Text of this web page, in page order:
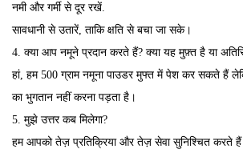
नमी और गर्मी से दूर रखें.
सावधानी से उतारें, ताकि क्षति से बचा जा सके।
4. क्या आप नमूने प्रदान करते हैं? क्या यह मुफ़्त है या
हां, हम 500 ग्राम नमूना पाउडर मुफ्त में पेश कर सकते हैं
का भुगतान नहीं करना पड़ता है।
5. मुझे उत्तर कब मिलेगा?
हम आपको तेज़ प्रतिक्रिया और तेज़ सेवा सुनिश्चित करते